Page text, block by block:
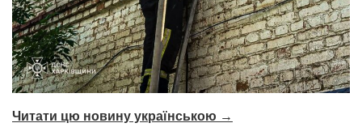
Читати цю новину українською →